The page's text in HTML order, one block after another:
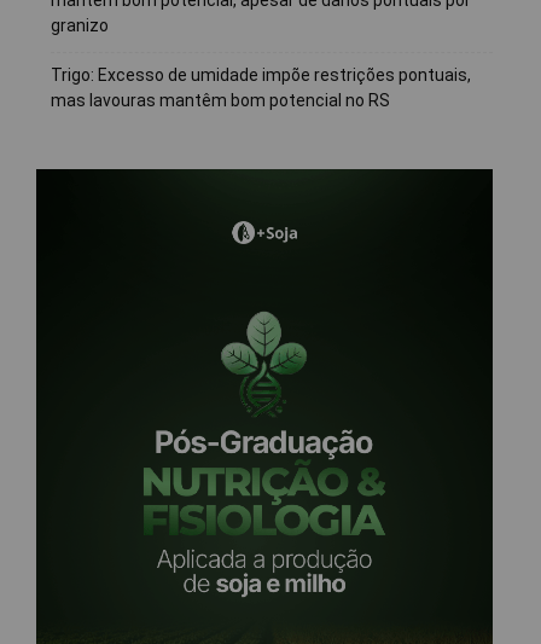
granizo
Trigo: Excesso de umidade impõe restrições pontuais,
mas lavouras mantêm bom potencial no RS